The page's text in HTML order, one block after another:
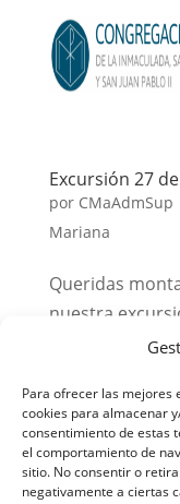
Para ofrecer las mejores
cookies para almacenar
consentimiento de estas
el comportamiento de
sitio. No consentir o
negativamente a ciertas
Excursión 27
por CMaAdmSup
Mariana
Queridas
nuestra
vez en plenas
sábado 27 de
Machotas, en
llevar la...